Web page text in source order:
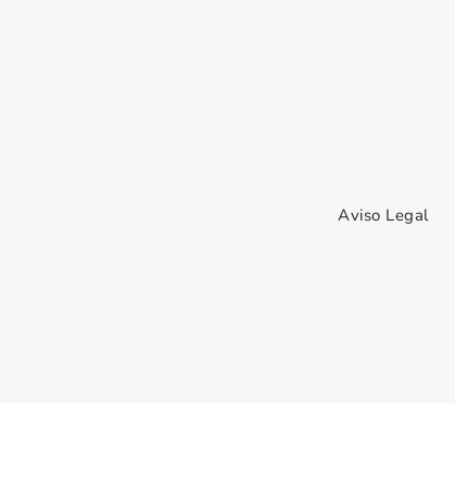
Aviso Legal